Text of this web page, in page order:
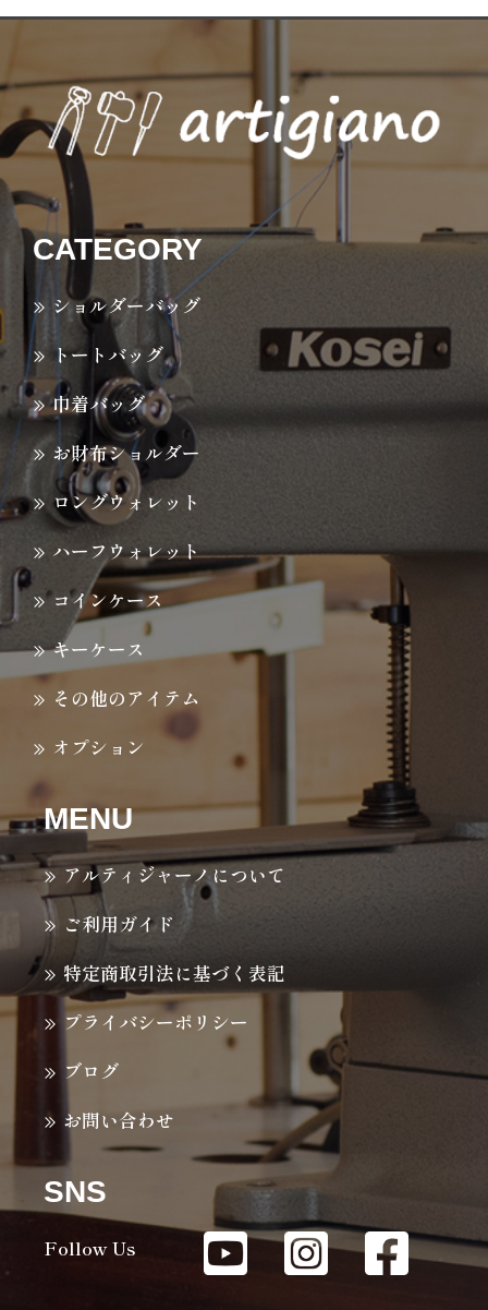
CATEGORY
ショルダーバッグ
トートバッグ
巾着バッグ
お財布ショルダー
ロングウォレット
ハーフウォレット
コインケース
キーケース
その他のアイテム
オプション
MENU
アルティジャーノについて
ご利用ガイド
特定商取引法に基づく表記
プライバシーポリシー
ブログ
お問い合わせ
SNS
Follow Us